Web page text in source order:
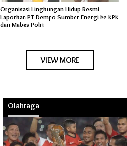
Organisasi Lingkungan Hidup Resmi
Laporkan PT Dempo Sumber Energi ke KPK
dan Mabes Polri
VIEW MORE
Olahraga